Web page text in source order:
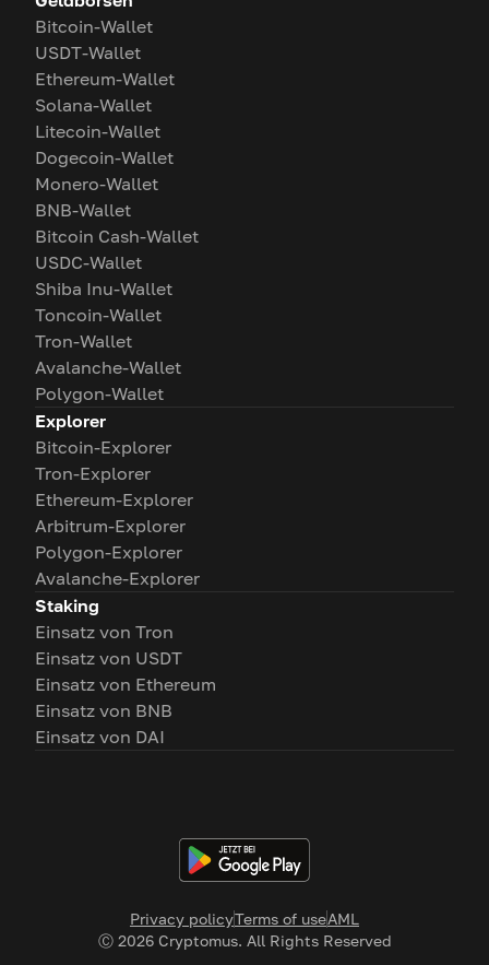
Privacy policyTerms of useAML
Ⓒ 2026Cryptomus. All Rights Reserved
Bitcoin-Wallet
USDT-Wallet
Ethereum-Wallet
Solana-Wallet
Litecoin-Wallet
Dogecoin-Wallet
Monero-Wallet
BNB-Wallet
Bitcoin Cash-Wallet
USDC-Wallet
Shiba Inu-Wallet
Toncoin-Wallet
Tron-Wallet
Avalanche-Wallet
Polygon-Wallet
Explorer
Bitcoin-Explorer
Tron-Explorer
Ethereum-Explorer
Arbitrum-Explorer
Polygon-Explorer
Avalanche-Explorer
Staking
Einsatz von Tron
Einsatz von USDT
Einsatz von Ethereum
Einsatz von BNB
Einsatz von DAI